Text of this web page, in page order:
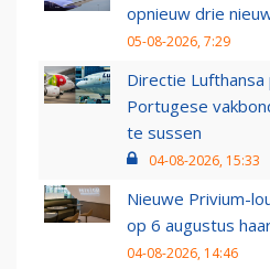
opnieuw drie
05-08-2026, 7:29
Directie
Portugese
te sussen
04-08-2026, 15:33
Nieuwe Privium-
op 6 augustus
04-08-2026, 14:46